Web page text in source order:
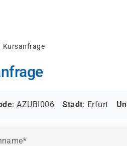
Kursanfrage
: AZUBI006 Stadt: Erfurt